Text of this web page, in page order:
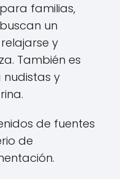
familias,
un
y
También es
y
de fuentes
de